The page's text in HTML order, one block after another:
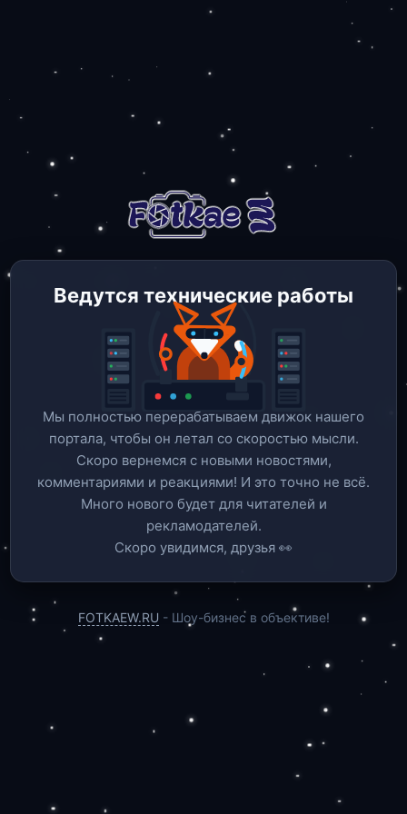
Ведутся технические работы
Мы полностью перерабатываем движок нашего
портала, чтобы он летал со скоростью мысли.
Скоро вернемся c новыми новостями,
комментариями и реакциями! И это точно не всё.
Много нового будет для читателей и
рекламодателей.
Скоро увидимся, друзья 👀
FOTKAEW.RU - Шоу-бизнес в объективе!